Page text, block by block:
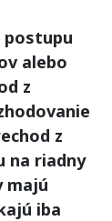
postupu
alebo
z
z
na riadny
majú
iba